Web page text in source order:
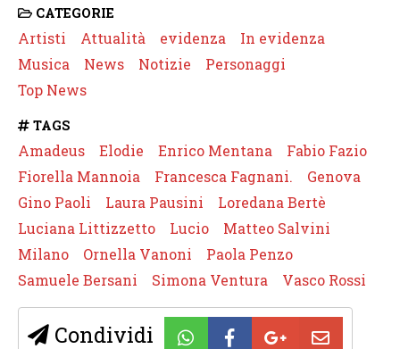
CATEGORIE
Artisti Attualità evidenza
In evidenza
Musica
News Notizie
Personaggi
Top News
TAGS
Amadeus Elodie Enrico Mentana
Fabio Fazio
Fiorella Mannoia
Francesca Fagnani.
Genova
Gino Paoli
Laura Pausini
Loredana Bertè
Luciana Littizzetto
Lucio
Matteo Salvini
Milano
Ornella Vanoni
Paola Penzo
Samuele Bersani
Simona Ventura Vasco Rossi
Condividi